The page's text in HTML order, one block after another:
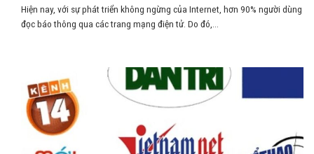
Hiện nay, với sự phát triển không ngừng của Internet, hơn 90% người dùng
đọc báo thông qua các trang mạng điện tử. Do đó,...